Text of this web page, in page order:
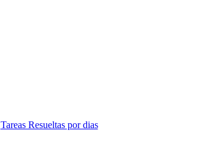
Tareas Resueltas por dias